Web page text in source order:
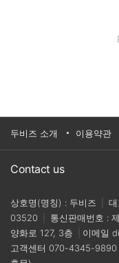
두비즈 소개 이용약관
Contact us
상호명(명칭) : 두비즈
03520
통신판매번호 :
양화로 127, 3층
이메일
고객센터 070-4345-9890